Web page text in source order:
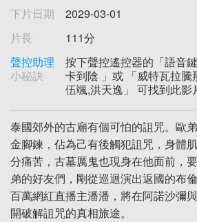
下片日期
2029-03-01
片長
111分
聲控助理
小秘訣
按下聲控遙控器的「語音
卡到陰 」或 「威特瓦拉
伍颯,洪天逸」 可找到此影
泰國郊外的古廟有個可怕的詛咒。歐
金腳鍊，佔為己有後觸犯詛咒，身體
分痛苦，古墓厲鬼也現身在他面前，
弟的好友們，剛從巡迴演出返國的布
百萬網紅直播主潘潘，將在阿諾沙彌
開破解詛咒的真相旅途。